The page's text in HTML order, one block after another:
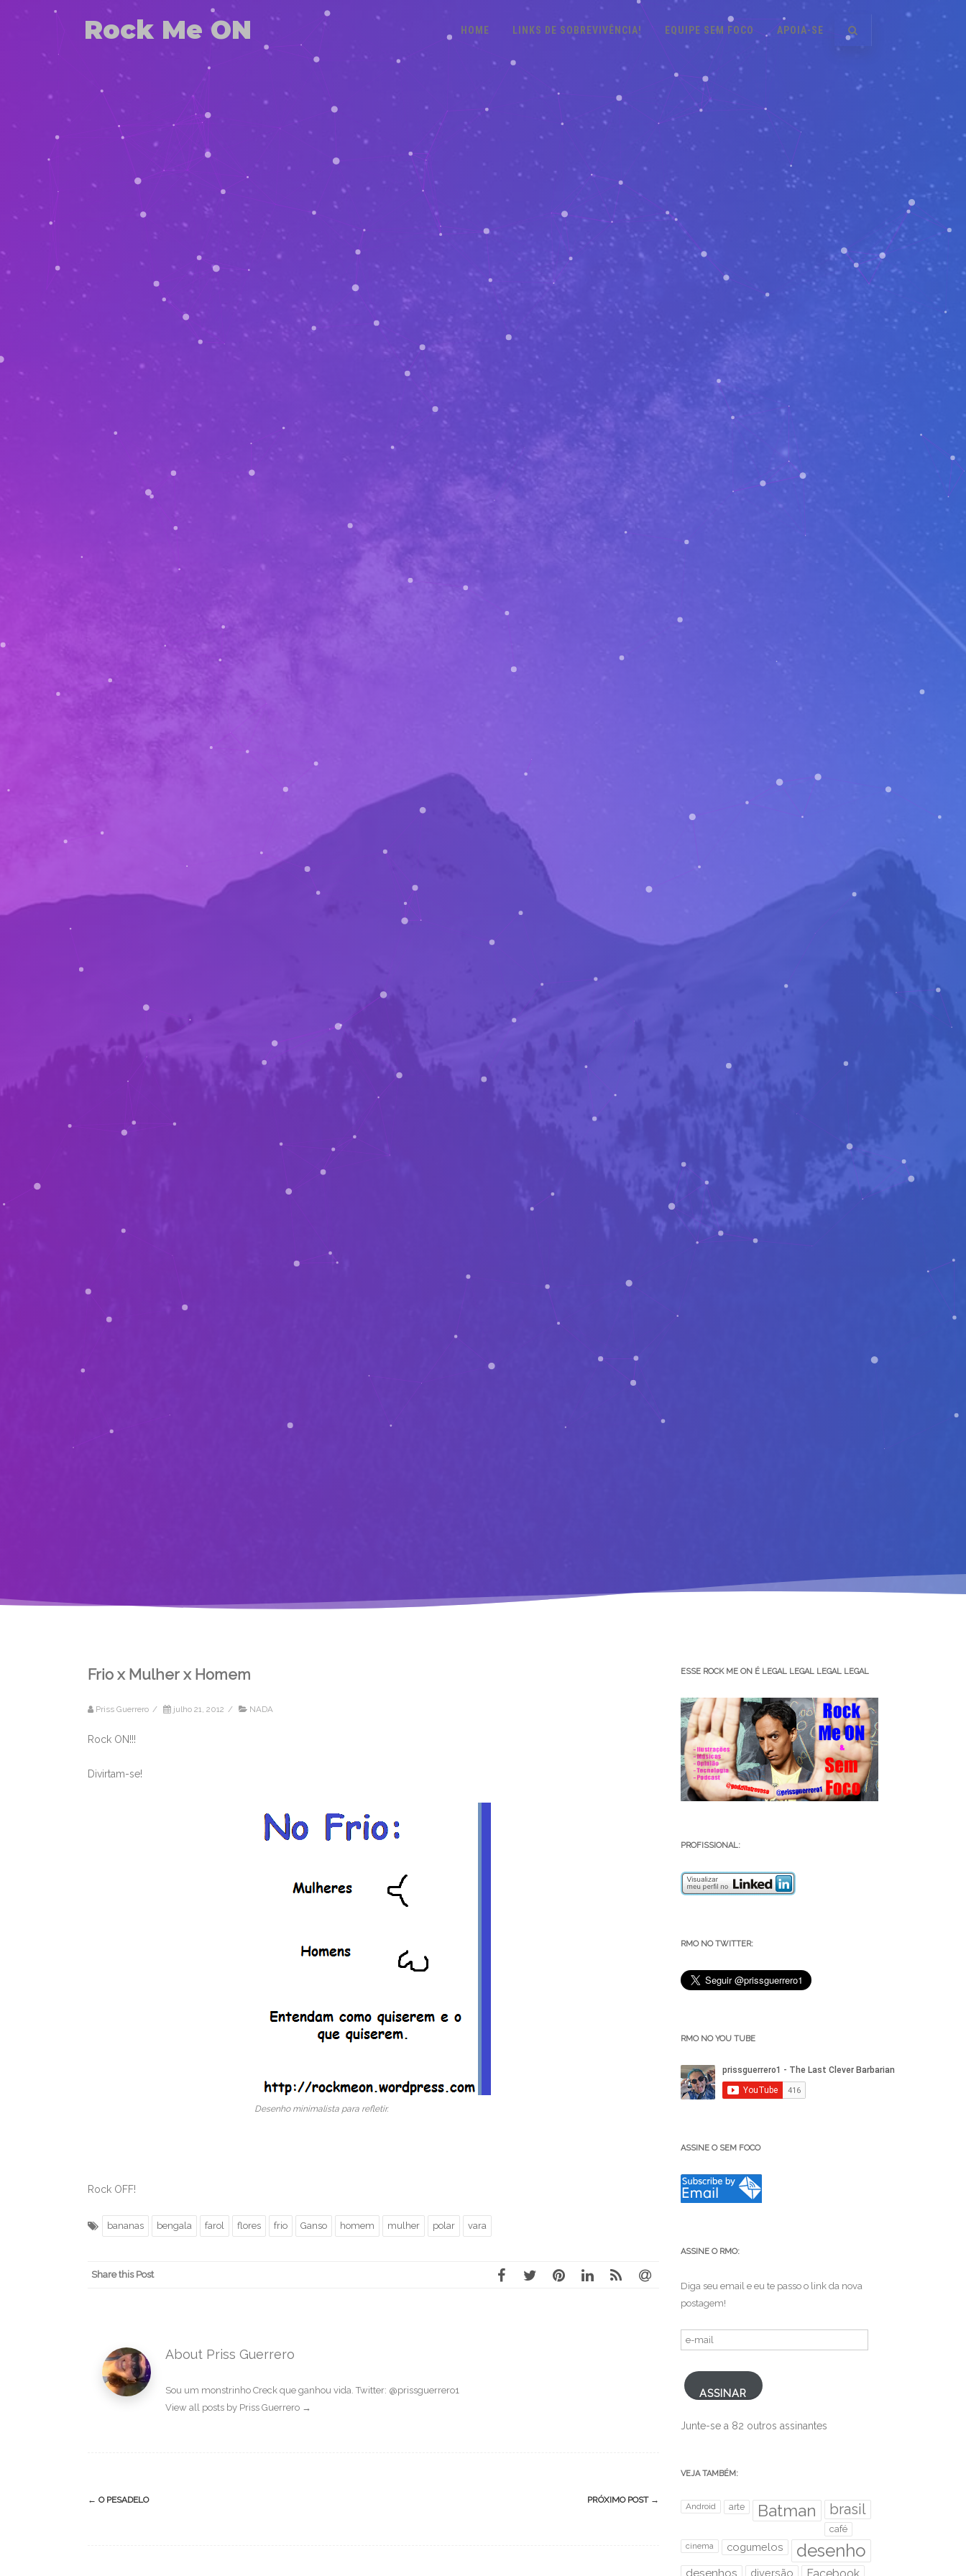
Rock Me ON HOME LINKS DE SOBREVIVÊNCIA! EQUIPE SEM FOCO APOIA-SE
Frio x Mulher x Homem
Priss Guerrero / julho 21, 2012 / NADA
Rock ON!!!
Divirtam-se!
Desenho minimalista para refletir.
Rock OFF!
bananas bengala farol flores frio Ganso homem mulher polar vara
Share this Post
About Priss Guerrero
Sou um monstrinho Creck que ganhou vida. Twitter: @prissguerrero1
View all posts by Priss Guerrero →
Post
← O PESADELO PRÓXIMO POST →
ESSE ROCK ME ON É LEGAL LEGAL LEGAL LEGAL
PROFISSIONAL:
RMO NO TWITTER:
RMO NO YOU TUBE
ASSINE O SEM FOCO
ASSINE O RMO:
Diga seu email e eu te passo o link da nova
postagem!
e-
mail
ASSINAR
Junte-se a 82 outros assinantes
VEJA TAMBÉM:
Android arte Batman brasil
café
cinema cogumelos desenho
desenhos diversão Facebook